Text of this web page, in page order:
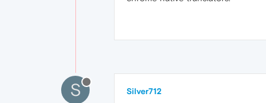
S Silver712